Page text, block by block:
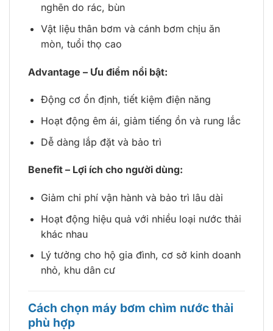
nghẽn do rác, bùn
Vật liệu thân bơm và cánh bơm chịu ăn
mòn, tuổi thọ cao
Advantage – Ưu điểm nổi bật:
Động cơ ổn định, tiết kiệm điện năng
Hoạt động êm ái, giảm tiếng ồn và rung lắc
Dễ dàng lắp đặt và bảo trì
Benefit – Lợi ích cho người dùng:
Giảm chi phí vận hành và bảo trì lâu dài
Hoạt động hiệu quả với nhiều loại nước thải
khác nhau
Lý tưởng cho hộ gia đình, cơ sở kinh doanh
nhỏ, khu dân cư
Cách chọn máy bơm chìm nước thải
phù hợp